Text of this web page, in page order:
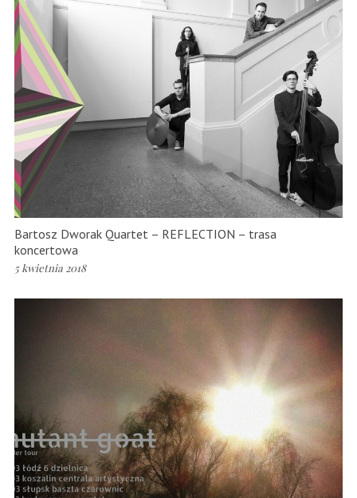
Bartosz Dworak Quartet – REFLECTION – trasa
koncertowa
5 kwietnia 2018